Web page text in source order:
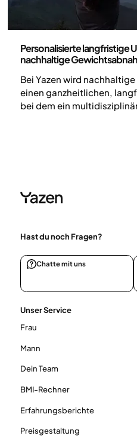
Personalisierte langfristige
nachhaltige
Bei Yazen wird
einen ganzheitlichen,
bei dem ein
dauerhafte Gesundheit
Hast du noch Fragen?
Chatte mit uns
Unser Service
Frau
Mann
Dein Team
BMI-Rechner
Erfahrungsberichte
Preisgestaltung